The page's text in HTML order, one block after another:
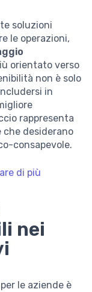
soluzioni
le operazioni,
orientato verso
non è solo
in
rappresenta
desiderano
consapevole.
di più
nei
le aziende è